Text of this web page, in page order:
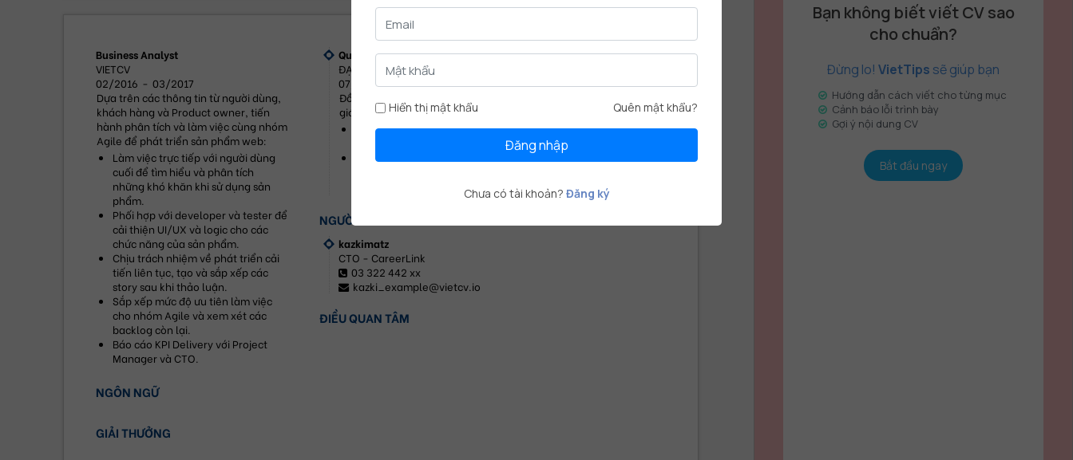
Hiển thị mật khẩu Quên mật khẩu?
Đăng nhập
Chưa có tài khoản? Đăng ký
Business Analyst
VIETCV
02/2016 - 03/2017
Dựa trên các thông tin từ người dùng,
khách hàng và Product owner, tiến
hành phân tích và làm việc cùng nhóm
Agile để phát triển sản phẩm web:
Làm việc trực tiếp với người dùng
cuối để tìm hiểu và phân tích
những khó khăn khi sử dụng sản
phẩm.
Phối hợp với developer và tester để
cải thiện UI/UX và logic cho các
chức năng của sản phẩm.
Chịu trách nhiệm về phát triển cải
tiến liên tục, tạo và sắp xếp các
story sau khi thảo luận.
Sắp xếp mức độ ưu tiên làm việc
cho nhóm Agile và xem xét các
backlog còn lại.
Báo cáo KPI Delivery với Project
Manager và CTO.
NGÔN NGỮ
GIẢI THƯỞNG
Quản trị kinh doanh
ĐẠI HỌC NGÂN HÀNG
07/2009 - 07/2013
Đồ án: "Xây dựng trung tâm tư vấn và hỗ trợ COMEOUT dành cho
giới LGBT".
Phối hợp làm việc nhóm và kỹ thuật phỏng vấn 1-1 với đối
Sử dụng các kiến thức về quản trị chiến lược, quản trị tài chính,
NGƯỜI THAM CHIẾU
kazkimatz
CTO - CareerLink
03 322 442 xx
kazki_example@vietcv.io
ĐIỀU QUAN TÂM
Bạn không biết viết CV sao
cho chuẩn?
Đừng lo! VietTips sẽ giúp bạn
Hướng dẫn cách viết cho từng mục
Cảnh báo lỗi trình bày
Gợi ý nội dung CV
Bắt đầu ngay